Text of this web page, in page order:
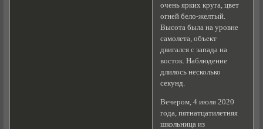
очень ярких круга, цвет
огней бело-желтый.
Высота была на уровне
самолета, объект
двигался с запада на
восток. Наблюдение
длилось несколько
секунд.
Вечером, 4 июля 2020
года, пятнатцатилетняя
школьница из